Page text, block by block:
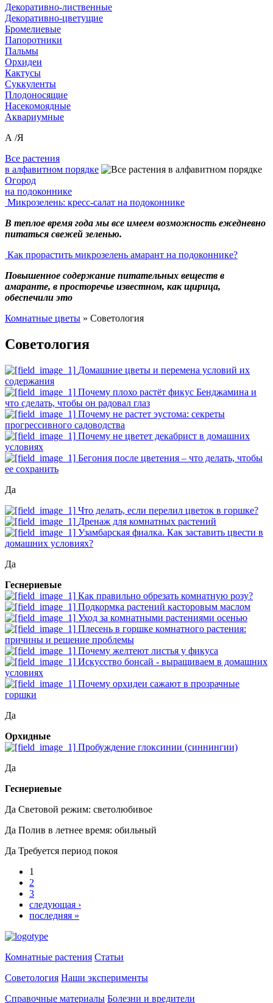
Декоративно-лиственные
Декоративно-цветущие
Бромелиевые
Папоротники
Пальмы
Орхидеи
Кактусы
Суккуленты
Плодоносящие
Насекомоядные
Аквариумные
А /Я
Все растения
в алфавитном порядке
Огород
на подоконнике
Микрозелень: кресс-салат на подоконнике
В теплое время года мы все имеем возможность ежедневно
питаться свежей зеленью.
Как прорастить микрозелень амарант на подоконнике?
Повышенное содержание питательных веществ в
амаранте, в просторечье известном, как щирица,
обеспечили это
Комнатные цветы » Советология
Советология
Домашние цветы и перемена условий их
содержания
Почему плохо растёт фикус Бенджамина и
что сделать, чтобы он радовал глаз
Почему не растет эустома: секреты
прогрессивного садоводства
Почему не цветет декабрист в домашних
условиях
Бегония после цветения – что делать, чтобы
ее сохранить
Да
Что делать, если перелил цветок в горшке?
Дренаж для комнатных растений
Узамбарская фиалка. Как заставить цвести в
домашних условиях?
Да
Геснериевые
Как правильно обрезать комнатную розу?
Подкормка растений касторовым маслом
Уход за комнатными растениями осенью
Плесень в горшке комнатного растения:
причины и решение проблемы
Почему желтеют листья у фикуса
Искусство бонсай - выращиваем в домашних
условиях
Почему орхидеи сажают в прозрачные
горшки
Да
Орхидные
Пробуждение глоксинии (синнингии)
Да
Геснериевые
Да Световой режим: светолюбивое
Да Полив в летнее время: обильный
Да Требуется период покоя
1
2
3
следующая ›
последняя »
Комнатные растения Статьи
Советология Наши эксперименты
Справочные материалы Болезни и вредители